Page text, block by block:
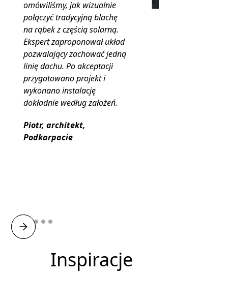
omówiliśmy, jak wizualnie
połączyć tradycyjną blachę
na rąbek z częścią solarną.
Ekspert zaproponował układ
pozwalający zachować jedną
linię dachu. Po akceptacji
przygotowano projekt i
wykonano instalację
dokładnie według założeń.
Piotr, architekt,
Podkarpacie
Inspiracje